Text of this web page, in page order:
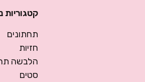
קטגוריות
תחתונים
חזיות
הלבשה
סטים